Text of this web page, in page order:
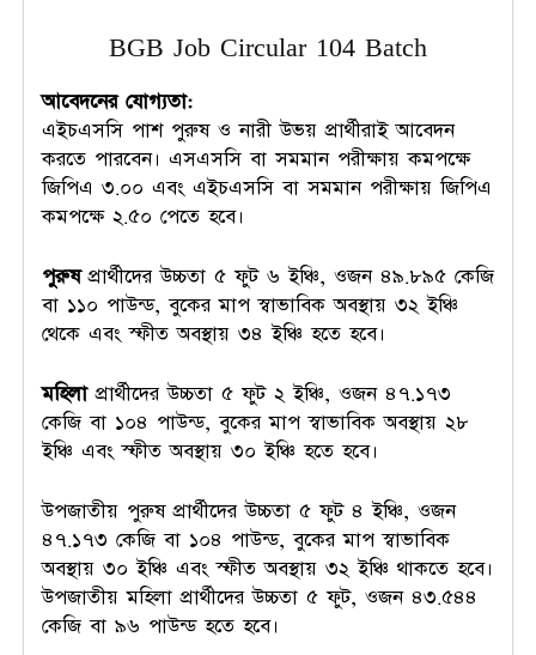
BGB Job Circular 104 Batch
আবেদনের যোগ্যতা:
এইচএসসি পাশ পুরুষ ও নারী উভয় প্রার্থীরাই আবেদন
করতে পারবেন। এসএসসি বা সমমান পরীক্ষায় কমপক্ষে
জিপিএ ৩.০০ এবং এইচএসসি বা সমমান পরীক্ষায় জিপিএ
কমপক্ষে ২.৫০ পেতে হবে।
পুরুষপ্রার্থীদের উচ্চতা ৫ ফুট ৬ ইঞ্চি, ওজন ৪৯.৮৯৫ কেজি
বা ১১০ পাউন্ড, বুকের মাপ স্বাভাবিক অবস্থায় ৩২ ইঞ্চি
থেকে এবং স্ফীত অবস্থায় ৩৪ ইঞ্চি হতে হবে।
মহিলাপ্রার্থীদের উচ্চতা ৫ ফুট ২ ইঞ্চি, ওজন ৪৭.১৭৩
কেজি বা ১০৪ পাউন্ড, বুকের মাপ স্বাভাবিক অবস্থায় ২৮
ইঞ্চি এবং স্ফীত অবস্থায় ৩০ ইঞ্চি হতে হবে।
উপজাতীয় পুরুষ প্রার্থীদের উচ্চতা ৫ ফুট ৪ ইঞ্চি, ওজন
৪৭.১৭৩ কেজি বা ১০৪ পাউন্ড, বুকের মাপ স্বাভাবিক
অবস্থায় ৩০ ইঞ্চি এবং স্ফীত অবস্থায় ৩২ ইঞ্চি থাকতে হবে।
উপজাতীয় মহিলা প্রার্থীদের উচ্চতা ৫ ফুট, ওজন ৪৩.৫৪৪
কেজি বা ৯৬ পাউন্ড হতে হবে।